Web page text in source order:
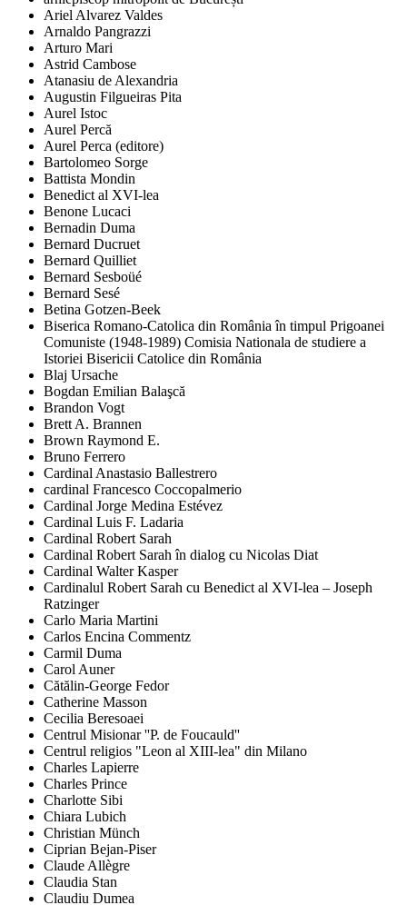
Ariel Alvarez Valdes
Arnaldo Pangrazzi
Arturo Mari
Astrid Cambose
Atanasiu de Alexandria
Augustin Filgueiras Pita
Aurel Istoc
Aurel Percă
Aurel Perca (editore)
Bartolomeo Sorge
Battista Mondin
Benedict al XVI-lea
Benone Lucaci
Bernadin Duma
Bernard Ducruet
Bernard Quilliet
Bernard Sesboüé
Bernard Sesé
Betina Gotzen-Beek
Biserica Romano-Catolica din România în timpul Prigoanei
Comuniste (1948-1989) Comisia Nationala de studiere a
Istoriei Bisericii Catolice din România
Blaj Ursache
Bogdan Emilian Balaşcă
Brandon Vogt
Brett A. Brannen
Brown Raymond E.
Bruno Ferrero
Cardinal Anastasio Ballestrero
cardinal Francesco Coccopalmerio
Cardinal Jorge Medina Estévez
Cardinal Luis F. Ladaria
Cardinal Robert Sarah
Cardinal Robert Sarah în dialog cu Nicolas Diat
Cardinal Walter Kasper
Cardinalul Robert Sarah cu Benedict al XVI-lea – Joseph
Ratzinger
Carlo Maria Martini
Carlos Encina Commentz
Carmil Duma
Carol Auner
Cătălin-George Fedor
Catherine Masson
Cecilia Beresoaei
Centrul Misionar ''P. de Foucauld''
Centrul religios "Leon al XIII-lea" din Milano
Charles Lapierre
Charles Prince
Charlotte Sibi
Chiara Lubich
Christian Münch
Ciprian Bejan-Piser
Claude Allègre
Claudia Stan
Claudiu Dumea